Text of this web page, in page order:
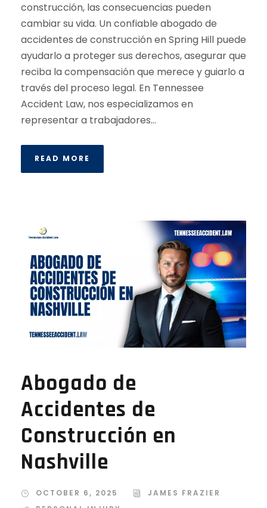
construcción, las consecuencias pueden
cambiar su vida. Un confiable abogado de
accidentes de construcción en Spring Hill puede
ayudarlo a proteger sus derechos, asegurar que
reciba la compensación que merece y guiarlo a
través del proceso legal. En Tennessee
Accident Law, nos especializamos en
representar a trabajadores...
READ MORE
Abogado de
Accidentes de
Construcción en
Nashville
OCTOBER 6, 2025
JAMES FRAZIER